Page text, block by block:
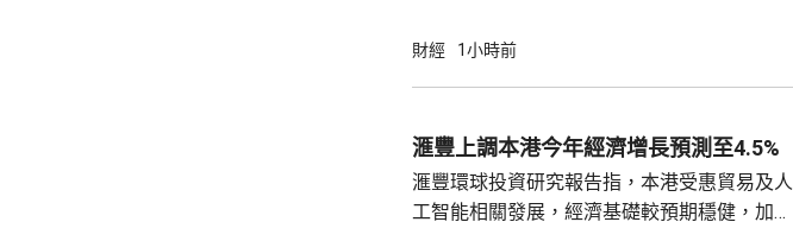
90%，認為最困難時期已經過去。摩通將九置
數較高，但預期海港城的租戶銷售額將維持按
年正增長，並跑贏大市，又預計2027財年續租
租金調整比率或...
財經 1小時前
滙豐上調本港今年經濟增長預測至4.5%
滙豐環球投資研究報告指，本港受惠貿易及人
工智能相關發展，經濟基礎較預期穩健，加上